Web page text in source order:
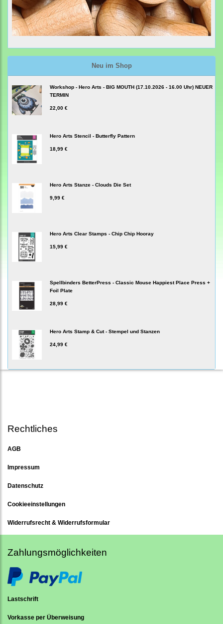
Neu im Shop
Workshop - Hero Arts - BIG MOUTH (17.10.2026 - 16.00 Uhr) NEUER
TERMIN
22,00 €
Hero Arts Stencil - Butterfly Pattern
18,99 €
Hero Arts Stanze - Clouds Die Set
9,99 €
Hero Arts Clear Stamps - Chip Chip Hooray
15,99 €
Spellbinders BetterPress - Classic Mouse Happiest Place Press +
Foil Plate
28,99 €
Hero Arts Stamp & Cut - Stempel und Stanzen
24,99 €
Rechtliches
AGB
Impressum
Datenschutz
Cookieeinstellungen
Widerrufsrecht & Widerrufsformular
Zahlungsmöglichkeiten
Lastschrift
Vorkasse per Überweisung